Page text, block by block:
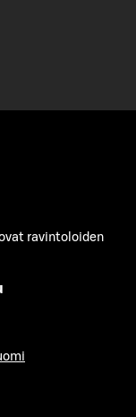
ravintoloiden